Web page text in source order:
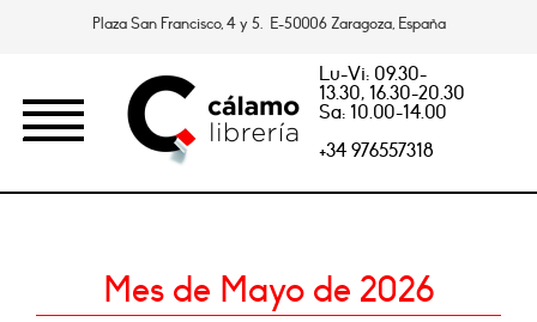
Plaza San Francisco, 4 y 5. E-50006 Zaragoza, España
Lu-Vi: 09.30-
13.30, 16.30-20.30
Sa: 10.00-14.00
+34 976557318
Mes de Mayo de 2026